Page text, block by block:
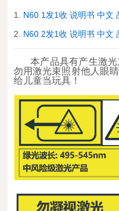
1. N60 1发1收 说明书 中文
2. N60 2发1收 说明书 中文
本产品具有产生激
勿用激光束照射他人眼
给儿童当玩具！